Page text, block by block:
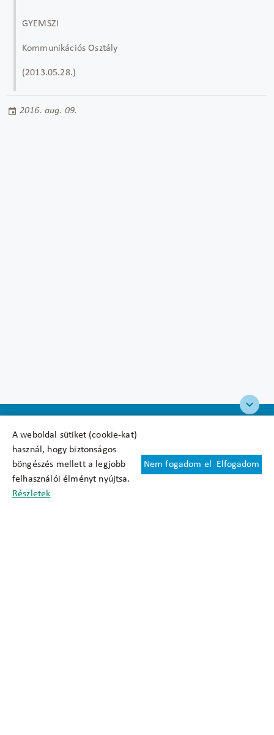
A weboldal sütiket (cookie-kat)
használ, hogy biztonságos
böngészés mellett a legjobb
felhasználói élményt nyújtsa.
Részletek
Nem fogadom el Elfogadom
GYEMSZI
Kommunikációs Osztály
(2013.05.28.)
2016. aug. 09.
Felhasználási feltételek